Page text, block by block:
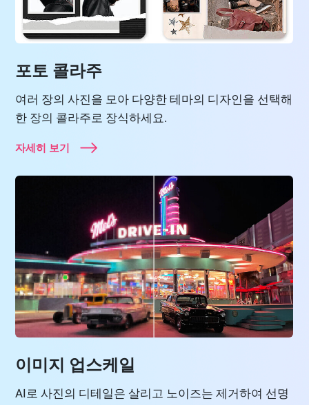
포토 콜라주
여러 장의 사진을 모아 다양한 테마의 디자인을 선택해
한 장의 콜라주로 장식하세요.
자세히 보기
이미지 업스케일
AI로 사진의 디테일은 살리고 노이즈는 제거하여 선명